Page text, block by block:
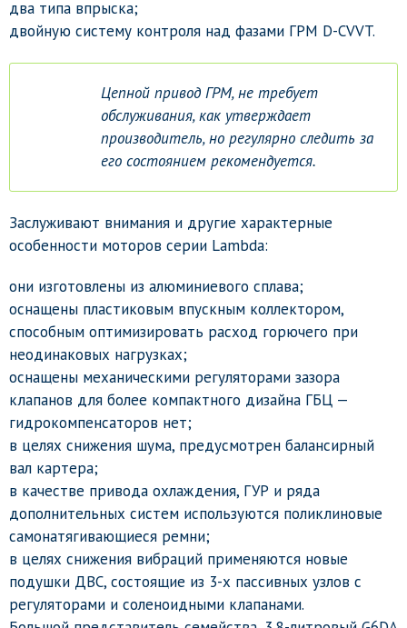
два типа впрыска;
двойную систему контроля над фазами ГРМ D-CVVT.
Цепной привод ГРМ, не требует
обслуживания, как утверждает
производитель, но регулярно следить за
его состоянием рекомендуется.
Заслуживают внимания и другие характерные
особенности моторов серии Lambda:
они изготовлены из алюминиевого сплава;
оснащены пластиковым впускным коллектором,
способным оптимизировать расход горючего при
неодинаковых нагрузках;
оснащены механическими регуляторами зазора
клапанов для более компактного дизайна ГБЦ —
гидрокомпенсаторов нет;
в целях снижения шума, предусмотрен балансирный
вал картера;
в качестве привода охлаждения, ГУР и ряда
дополнительных систем используются поликлиновые
самонатягивающиеся ремни;
в целях снижения вибраций применяются новые
подушки ДВС, состоящие из 3-х пассивных узлов с
регуляторами и соленоидными клапанами.